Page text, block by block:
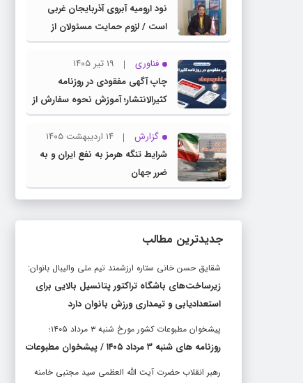
نود ارومیه آبروی آذربایجان غربی
است / لزوم حمایت مسئولان از
باشگاه نود
فناوری
۱۹ تیر ۱۴۰۵
چاپ آگهی مفقودی در روزنامه
کثیرالانتشار؛ آموزش نحوه سفارش از
سامانه چاپ آگهی دات کام
گزارش
۱۴ اردیبهشت ۱۴۰۵
شرایط تنگه هرمز به نفع ایران و به
ضرر جهان
جدیدترین مطالب
شقایق حسن خانی ستاره ارزشمند تیم ملی والیبال بانوان:
زیرساخت‌های باشگاه تراکتور پتانسیل بالایی برای
استعدادیابی و تیمداری ورزش بانوان دارد
پیشخوان مطبوعات کشور مورخ شنبه ۳ مرداد ۱۴۰۵؛
روزنامه های شنبه ۳ مرداد ۱۴۰۵ / پیشخوان مطبوعات
رهبر انقلاب حضرت آیت الله العظمی سید مجتبی خامنه